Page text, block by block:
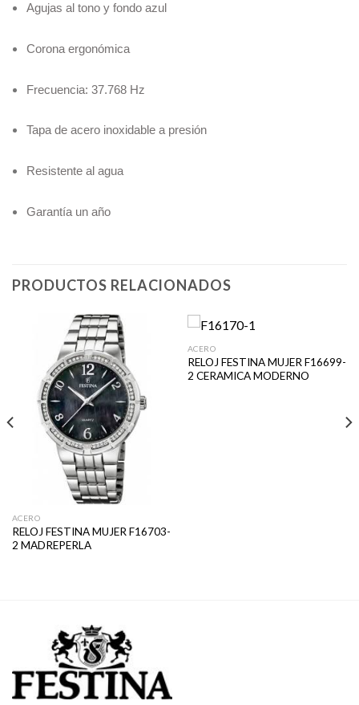
Agujas al tono y fondo azul
Corona ergonómica
Frecuencia: 37.768 Hz
Tapa de acero inoxidable a presión
Resistente al agua
Garantía un año
PRODUCTOS RELACIONADOS
ACERO
RELOJ FESTINA MUJER F16703-
2 MADREPERLA
ACERO
RELOJ FESTINA MUJER F16699-
2 CERAMICA MODERNO